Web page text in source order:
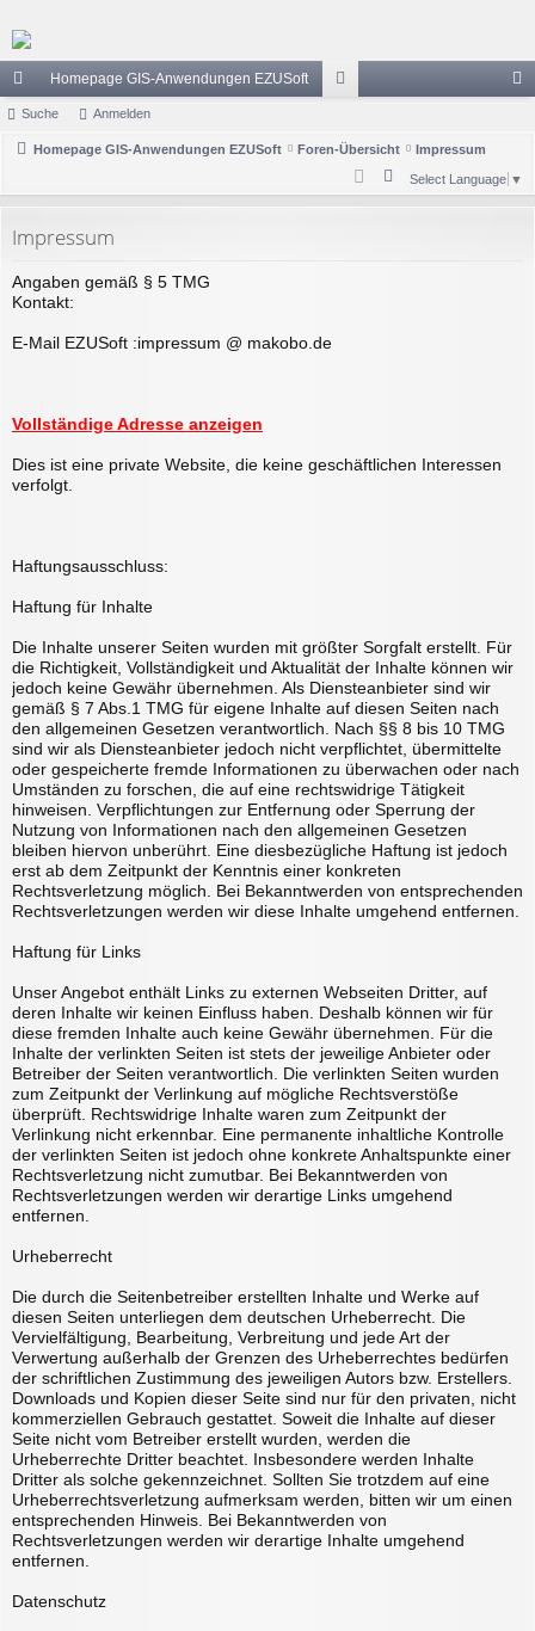
ch
ne
Homepage GIS-Anwendungen EZUSoft
en
el
Suche Anmelden
Homepage GIS-Anwendungen EZUSoft Foren-Übersicht Impressum
Select Language ▼
Impressum
Angaben gemäß § 5 TMG
Kontakt:
E-Mail EZUSoft :impressum @ makobo.de
Vollständige Adresse anzeigen
Dies ist eine private Website, die keine geschäftlichen Interessen
verfolgt.
Haftungsausschluss:
Haftung für Inhalte
Die Inhalte unserer Seiten wurden mit größter Sorgfalt erstellt. Für
die Richtigkeit, Vollständigkeit und Aktualität der Inhalte können wir
jedoch keine Gewähr übernehmen. Als Diensteanbieter sind wir
gemäß § 7 Abs.1 TMG für eigene Inhalte auf diesen Seiten nach
den allgemeinen Gesetzen verantwortlich. Nach §§ 8 bis 10 TMG
sind wir als Diensteanbieter jedoch nicht verpflichtet, übermittelte
oder gespeicherte fremde Informationen zu überwachen oder nach
Umständen zu forschen, die auf eine rechtswidrige Tätigkeit
hinweisen. Verpflichtungen zur Entfernung oder Sperrung der
Nutzung von Informationen nach den allgemeinen Gesetzen
bleiben hiervon unberührt. Eine diesbezügliche Haftung ist jedoch
erst ab dem Zeitpunkt der Kenntnis einer konkreten
Rechtsverletzung möglich. Bei Bekanntwerden von entsprechenden
Rechtsverletzungen werden wir diese Inhalte umgehend entfernen.
Haftung für Links
Unser Angebot enthält Links zu externen Webseiten Dritter, auf
deren Inhalte wir keinen Einfluss haben. Deshalb können wir für
diese fremden Inhalte auch keine Gewähr übernehmen. Für die
Inhalte der verlinkten Seiten ist stets der jeweilige Anbieter oder
Betreiber der Seiten verantwortlich. Die verlinkten Seiten wurden
zum Zeitpunkt der Verlinkung auf mögliche Rechtsverstöße
überprüft. Rechtswidrige Inhalte waren zum Zeitpunkt der
Verlinkung nicht erkennbar. Eine permanente inhaltliche Kontrolle
der verlinkten Seiten ist jedoch ohne konkrete Anhaltspunkte einer
Rechtsverletzung nicht zumutbar. Bei Bekanntwerden von
Rechtsverletzungen werden wir derartige Links umgehend
entfernen.
Urheberrecht
Die durch die Seitenbetreiber erstellten Inhalte und Werke auf
diesen Seiten unterliegen dem deutschen Urheberrecht. Die
Vervielfältigung, Bearbeitung, Verbreitung und jede Art der
Verwertung außerhalb der Grenzen des Urheberrechtes bedürfen
der schriftlichen Zustimmung des jeweiligen Autors bzw. Erstellers.
Downloads und Kopien dieser Seite sind nur für den privaten, nicht
kommerziellen Gebrauch gestattet. Soweit die Inhalte auf dieser
Seite nicht vom Betreiber erstellt wurden, werden die
Urheberrechte Dritter beachtet. Insbesondere werden Inhalte
Dritter als solche gekennzeichnet. Sollten Sie trotzdem auf eine
Urheberrechtsverletzung aufmerksam werden, bitten wir um einen
entsprechenden Hinweis. Bei Bekanntwerden von
Rechtsverletzungen werden wir derartige Inhalte umgehend
entfernen.
Datenschutz